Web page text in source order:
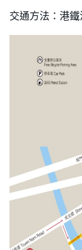
交通方法：港